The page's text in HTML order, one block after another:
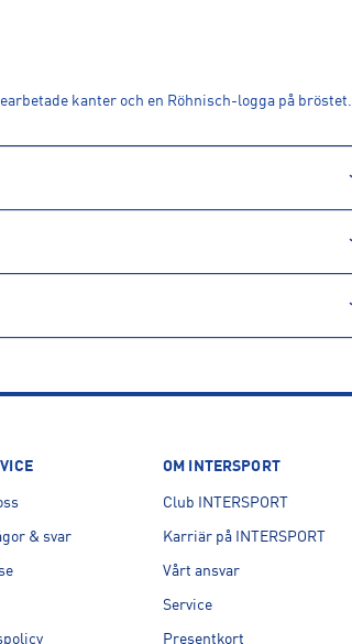
kanter och en Röhnisch-logga på bröstet.
& svar
OM INTERSPORT
Club INTERSPORT
Karriär på INTERSPORT
Vårt ansvar
Service
Presentkort